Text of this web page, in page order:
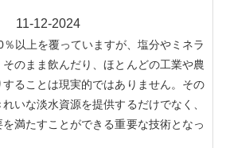
11-12-2024
以上を覆っていますが、塩分やミネラ
のまま飲んだり、ほとんどの工業や農
ることは現実的ではありません。その
いな淡水資源を提供するだけでなく、
満たすことができる重要な技術となっ